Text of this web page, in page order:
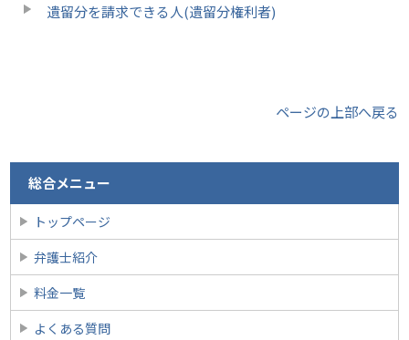
遺留分を請求できる人(遺留分権利者)
ページの上部へ戻る
総合メニュー
トップページ
弁護士紹介
料金一覧
よくある質問